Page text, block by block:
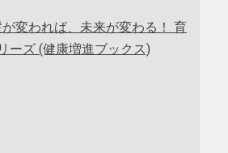
変われば、未来が変わる！ 育
ーズ (健康増進ブックス)